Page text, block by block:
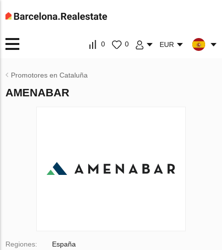
0 0 EUR
Promotores en Cataluña
AMENABAR
Regiones: España